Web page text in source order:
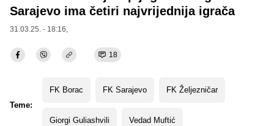
Sarajevo ima četiri najvrijednija igrača
31.03.25. - 18:16,
18
Teme:
FK Borac FK Sarajevo FK Željezničar
Giorgi Guliashvili Vedad Muftić